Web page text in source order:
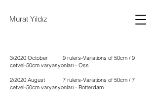
Murat Yıldız
3/2020 October
9 rulers-Variations of 50cm / 9
cetvel-50cm varyasyonları - Oss
2/2020 August 7 rulers-Variations of 50cm / 7
cetvel-50cm varyasyonları - Rotterdam